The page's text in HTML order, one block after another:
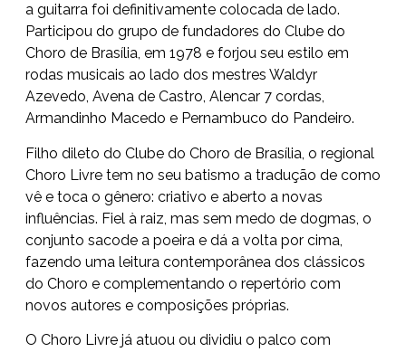
a guitarra foi definitivamente colocada de lado.
Participou do grupo de fundadores do Clube do
Choro de Brasília, em 1978 e forjou seu estilo em
rodas musicais ao lado dos mestres Waldyr
Azevedo, Avena de Castro, Alencar 7 cordas,
Armandinho Macedo e Pernambuco do Pandeiro.
Filho dileto do Clube do Choro de Brasília, o regional
Choro Livre tem no seu batismo a tradução de como
vê e toca o gênero: criativo e aberto a novas
influências. Fiel à raiz, mas sem medo de dogmas, o
conjunto sacode a poeira e dá a volta por cima,
fazendo uma leitura contemporânea dos clássicos
do Choro e complementando o repertório com
novos autores e composições próprias.
O Choro Livre já atuou ou dividiu o palco com